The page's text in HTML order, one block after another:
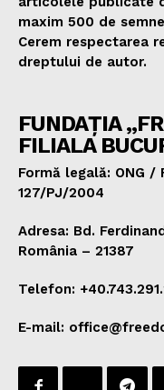
maxim 500 de
Cerem respectarea
dreptului de autor.
FUNDAȚIA
FILIALA
Formă legală: ONG /
127/PJ/2004
Adresa: Bd.
România – 21387
Telefon:
E-mail: